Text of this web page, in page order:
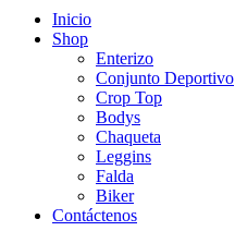
Inicio
Shop
Enterizo
Conjunto Deportivo
Crop Top
Bodys
Chaqueta
Leggins
Falda
Biker
Contáctenos